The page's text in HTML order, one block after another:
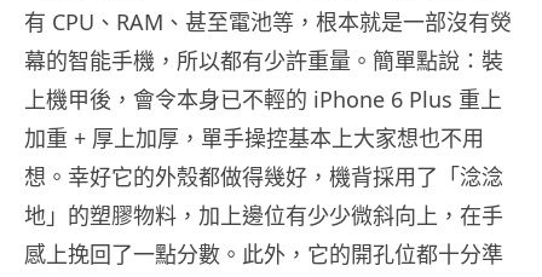
有 CPU、RAM、甚至電池等，根本就是一部沒有熒
幕的智能手機，所以都有少許重量。簡單點說：裝
上機甲後，會令本身已不輕的 iPhone 6 Plus 重上
加重 + 厚上加厚，單手操控基本上大家想也不用
想。幸好它的外殼都做得幾好，機背採用了「淰淰
地」的塑膠物料，加上邊位有少少微斜向上，在手
感上挽回了一點分數。此外，它的開孔位都十分準